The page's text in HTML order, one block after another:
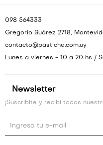
Newsletter
¡Suscribite y recibí todas
098 564333
Gregorio Suárez 2718,
contacto@pastiche.com.uy
Lunes a viernes - 10 a 20 hs /